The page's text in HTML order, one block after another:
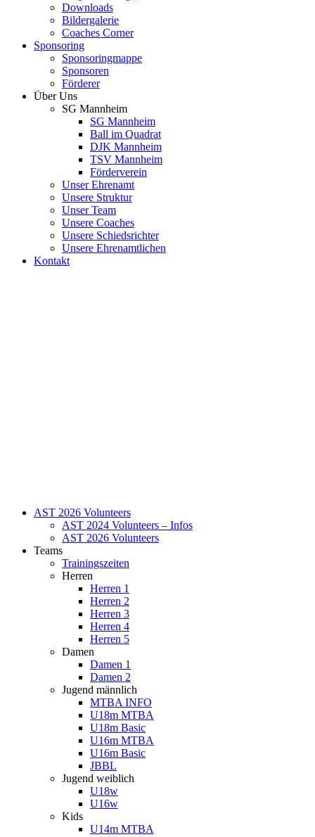
Downloads
Bildergalerie
Coaches Corner
Sponsoring
Sponsoringmappe
Sponsoren
Förderer
Über Uns
SG Mannheim
SG Mannheim
Ball im Quadrat
DJK Mannheim
TSV Mannheim
Förderverein
Unser Ehrenamt
Unsere Struktur
Unser Team
Unsere Coaches
Unsere Schiedsrichter
Unsere Ehrenamtlichen
Kontakt
AST 2026 Volunteers
AST 2024 Volunteers – Infos
AST 2026 Volunteers
Teams
Trainingszeiten
Herren
Herren 1
Herren 2
Herren 3
Herren 4
Herren 5
Damen
Damen 1
Damen 2
Jugend männlich
MTBA INFO
U18m MTBA
U18m Basic
U16m MTBA
U16m Basic
JBBL
Jugend weiblich
U18w
U16w
Kids
U14m MTBA